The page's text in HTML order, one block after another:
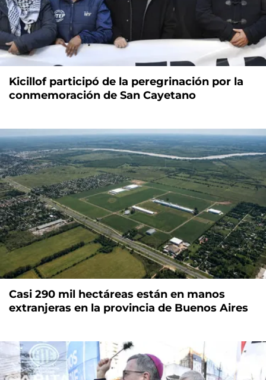
Kicillof participó de la peregrinación por la
conmemoración de San Cayetano
Casi 290 mil hectáreas están en manos
extranjeras en la provincia de Buenos Aires